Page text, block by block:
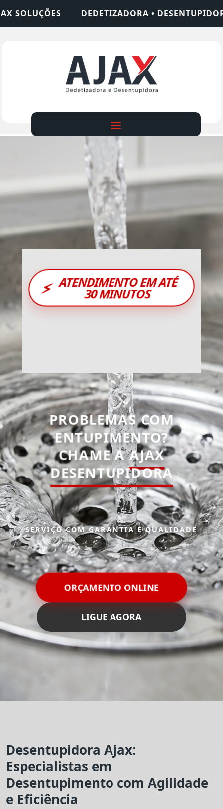
• DESENTUPIDORA • LIMPEZA DE FOSSA •
⚡ ATENDIMENTO EM ATÉ
30 MINUTOS
PROBLEMAS COM
ENTUPIMENTO?
CHAME AAJAX
DESENTUPIDORA
SERVIÇO COM GARANTIA E QUALIDADE
ORÇAMENTO ONLINE
LIGUE AGORA
Desentupidora Ajax:
Especialistas em
Desentupimento com Agilidade
e Eficiência